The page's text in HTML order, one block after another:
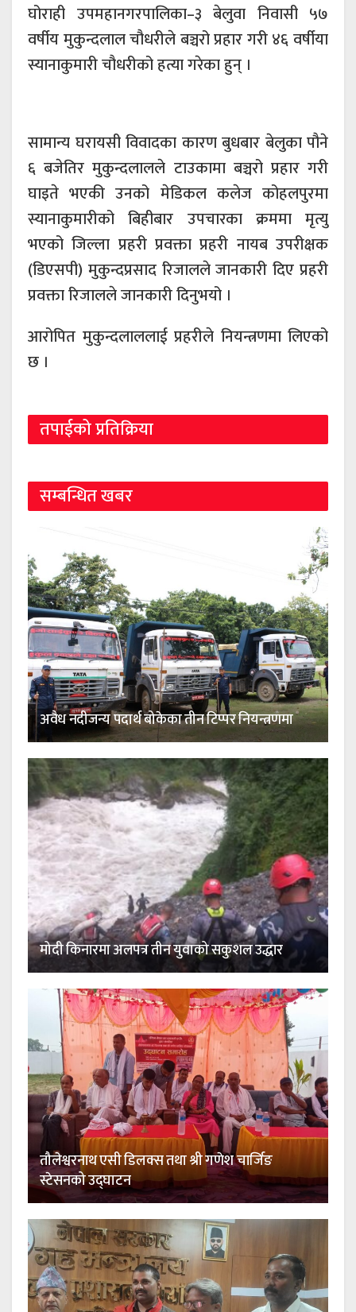
घोराही उपमहानगरपालिका–३ बेलुवा निवासी ५७
वर्षीय मुकुन्दलाल चौधरीले बञ्चरो प्रहार गरी ४६ वर्षीया
स्यानाकुमारी चौधरीको हत्या गरेका हुन् ।
सामान्य घरायसी विवादका कारण बुधबार बेलुका पौने
६ बजेतिर मुकुन्दलालले टाउकामा बञ्चरो प्रहार गरी
घाइते भएकी उनको मेडिकल कलेज कोहलपुरमा
स्यानाकुमारीको बिहीबार उपचारका क्रममा मृत्यु
भएको जिल्ला प्रहरी प्रवक्ता प्रहरी नायब उपरीक्षक
(डिएसपी) मुकुन्दप्रसाद रिजालले जानकारी दिए प्रहरी
प्रवक्ता रिजालले जानकारी दिनुभयो ।
आरोपित मुकुन्दलाललाई प्रहरीले नियन्त्रणमा लिएको
छ ।
तपाईको प्रतिक्रिया
सम्बन्धित खबर
अवैध नदीजन्य पदार्थ बोकेका तीन टिप्पर नियन्त्रणमा
मोदी किनारमा अलपत्र तीन युवाको सकुशल उद्धार
तौलेश्वरनाथ एसी डिलक्स तथा श्री गणेश चार्जिङ
स्टेसनको उद्घाटन